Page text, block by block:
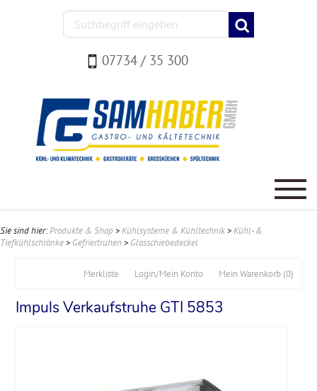
07734 / 35 300
Sie sind hier:Produkte & Shop >Kühlsysteme & Kühltechnik >Kühl- &
Tiefkühlschränke > Gefriertruhen > Glasschiebedeckel
Mein Warenkorb (0)
Login/Mein Konto
Merkliste
Impuls Verkaufstruhe GTI 5853